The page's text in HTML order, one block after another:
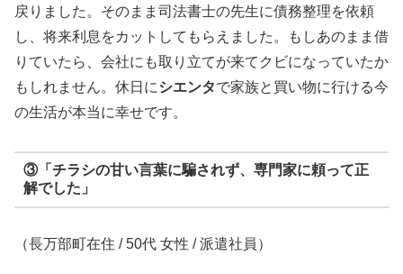
戻りました。そのまま司法書士の先生に債務整理を依頼
し、将来利息をカットしてもらえました。もしあのまま借
りていたら、会社にも取り立てが来てクビになっていたか
もしれません。休日にシエンタで家族と買い物に行ける今
の生活が本当に幸せです。
③「チラシの甘い言葉に騙されず、専門家に頼って正
解でした」
（長万部町在住 / 50代 女性 / 派遣社員）